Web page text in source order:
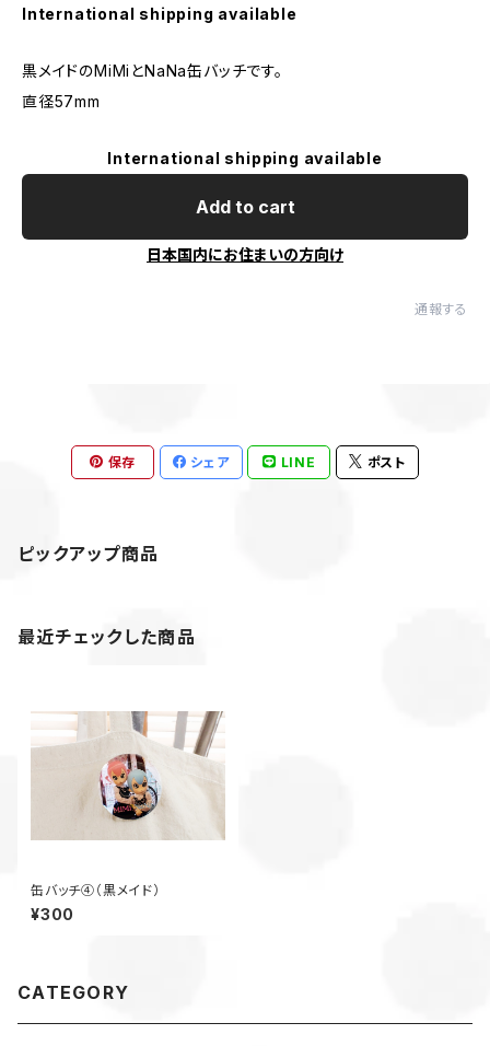
International shipping available
黒メイドのMiMiとNaNa缶バッチです。
直径57mm
International shipping available
Add to cart
日本国内にお住まいの方向け
通報する
保存 シェア LINE ポスト
ピックアップ商品
最近チェックした商品
缶バッチ④（黒メイド）
¥300
CATEGORY